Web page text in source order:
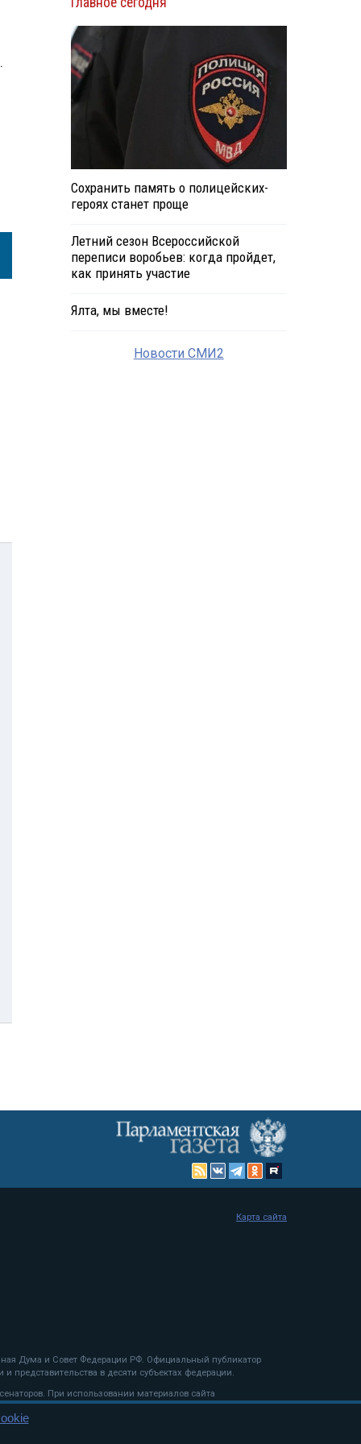
Сохранить память о полицейских-
героях станет проще
Летний сезон Всероссийской
переписи воробьев: когда пройдет,
как принять участие
Ялта, мы вместе!
Новости СМИ2
Дума и Совет Федерации РФ. Официальный публикатор
представительства в десяти субъектах федерации.
При использовании материалов сайта
Карта сайта